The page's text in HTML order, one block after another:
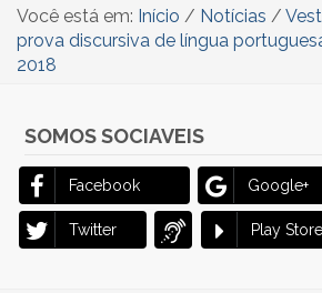
Você está em: Início / Notícias /
prova discursiva de língua
2018
SOMOS SOCIAVEIS
Facebook Google+
Twitter Play Store